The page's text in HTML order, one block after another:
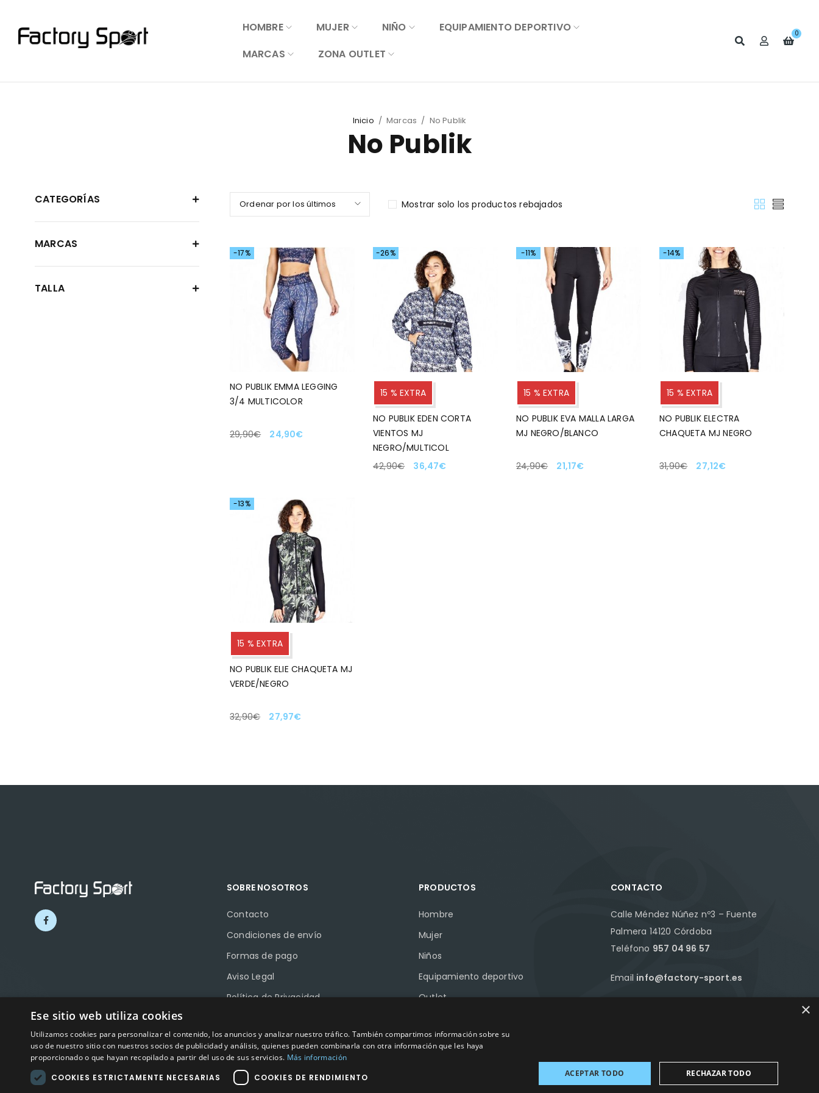
HOMBRE MUJER NIÑO
EQUIPAMIENTO DEPORTIVO
MARCAS
ZONA OUTLET
0
Inicio / Marcas / No Publik
No Publik
CATEGORÍAS
MARCAS
TALLA
Ordenar por los últimos Mostrar solo los productos rebajados
-17%
NO PUBLIK EMMA LEGGING
3/4 MULTICOLOR
29,90€ 24,90€
-26%
15 % EXTRA
NO PUBLIK EDEN CORTA
VIENTOS MJ
NEGRO/MULTICOL
42,90€ 36,47€
-11%
15 % EXTRA
NO PUBLIK EVA MALLA LARGA
MJ NEGRO/BLANCO
24,90€ 21,17€
-14%
15 % EXTRA
NO PUBLIK ELECTRA
CHAQUETA MJ NEGRO
31,90€ 27,12€
-13%
15 % EXTRA
NO PUBLIK ELIE CHAQUETA MJ
VERDE/NEGRO
32,90€ 27,97€
SOBRE NOSOTROS
Contacto
Condiciones de envío
Formas de pago
Aviso Legal
Política de Privacidad
Ayudas a Pymes
PRODUCTOS
Hombre
Mujer
Niños
Equipamiento deportivo
Outlet
CONTACTO
Calle Méndez Núñez nº3 – Fuente
Palmera 14120 Córdoba
Teléfono 957 04 96 57
Email info@factory-sport.es
×
Ese sitio web utiliza cookies
Utilizamos cookies para personalizar el contenido, los anuncios y analizar nuestro tráfico. También compartimos información sobre su
uso de nuestro sitio con nuestros socios de publicidad y análisis, quienes pueden combinarla con otra información que les haya
proporcionado o que hayan recopilado a partir del uso de sus servicios. Más información
COOKIES ESTRICTAMENTE NECESARIAS
COOKIES DE RENDIMIENTO ACEPTAR TODO RECHAZAR TODO